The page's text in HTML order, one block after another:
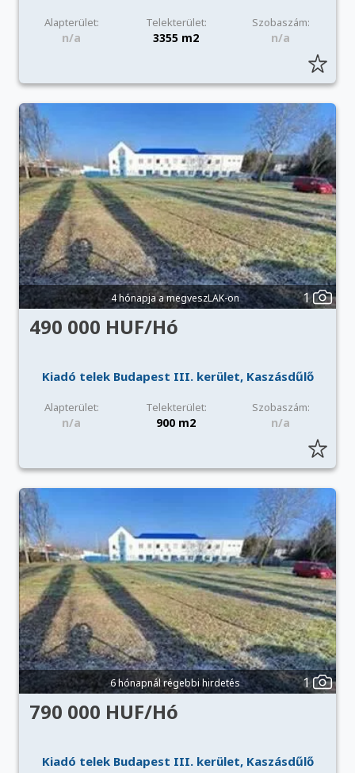
Alapterület: Telekterület: Szobaszám:
n/a 3355 m2 n/a
4 hónapja a megveszLAK-on 1
490 000 HUF/Hó
Kiadó telek Budapest III. kerület, Kaszásdűlő
Alapterület: Telekterület: Szobaszám:
n/a 900 m2 n/a
6 hónapnál régebbi hirdetés 1
790 000 HUF/Hó
Kiadó telek Budapest III. kerület, Kaszásdűlő